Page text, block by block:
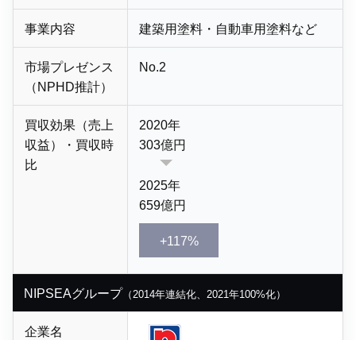
事業内容 建築用塗料・ 自動車用塗料など
市場プレゼンス
（NPHD推計）
No.2
買収効果（売上
収益）・買収時
比
2020年
303億円
2025年
659億円
+117%
NIPSEAグループ （2014年連結化、2021年100%化）
企業名